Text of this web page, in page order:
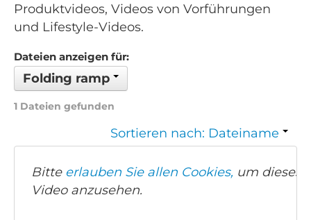
Produktvideos, Videos von Vorführungen
und Lifestyle-Videos.
Dateien anzeigen für:
Folding ramp
1 Dateien gefunden
Sortieren nach: Dateiname
Bitte erlauben Sie allen Cookies, um dieses
Video anzusehen.